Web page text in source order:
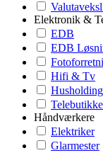
Elektronik &
EDB
EDB
Hifi & Tv
Husholding
Håndværkere
Elektriker
Glarmester